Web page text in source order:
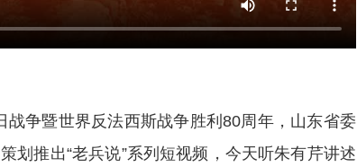
争暨世界反法西斯战争胜利80周年，山东省委
划推出“老兵说”系列短视频，今天听朱有芹讲述